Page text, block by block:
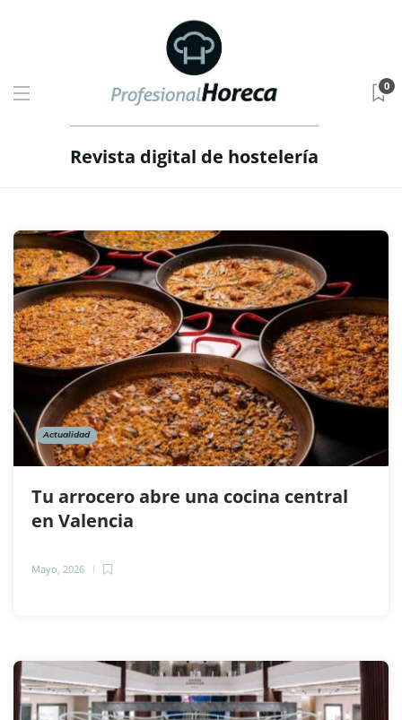
Revista digital de hostelería
0
Actualidad
Tu arrocero abre una cocina central
en Valencia
Mayo, 2026